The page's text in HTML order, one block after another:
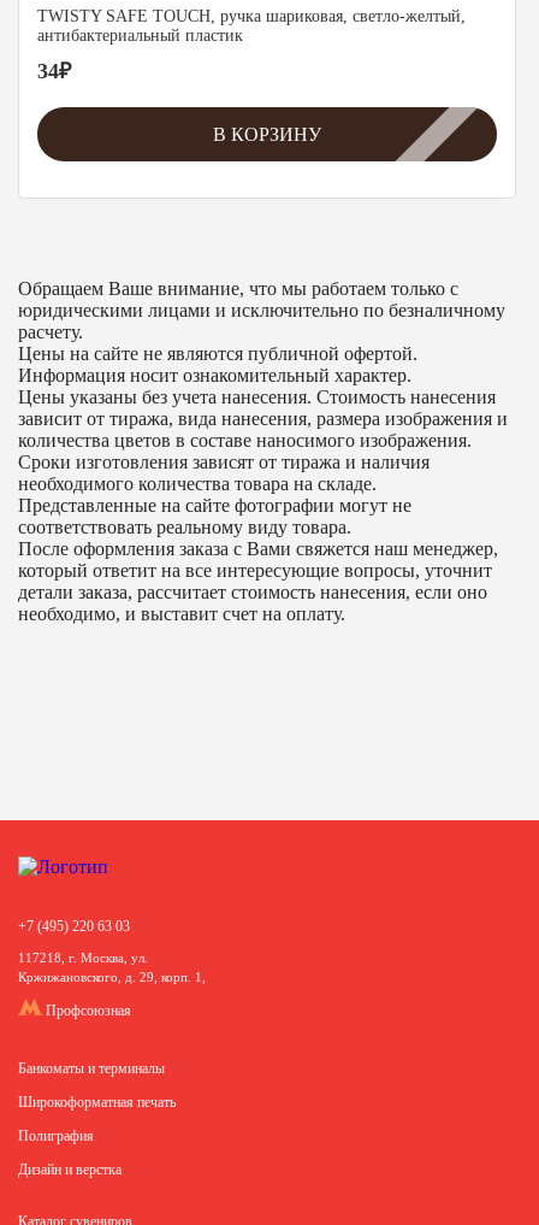
TWISTY SAFE TOUCH, ручка шариковая, светло-желтый,
антибактериальный пластик
34₽
В КОРЗИНУ
Обращаем Ваше внимание, что мы работаем только с
юридическими лицами и исключительно по безналичному
расчету.
Цены на сайте не являются публичной офертой.
Информация носит ознакомительный характер.
Цены указаны без учета нанесения. Стоимость нанесения
зависит от тиража, вида нанесения, размера изображения и
количества цветов в составе наносимого изображения.
Сроки изготовления зависят от тиража и наличия
необходимого количества товара на складе.
Представленные на сайте фотографии могут не
соответствовать реальному виду товара.
После оформления заказа с Вами свяжется наш менеджер,
который ответит на все интересующие вопросы, уточнит
детали заказа, рассчитает стоимость нанесения, если оно
необходимо, и выставит счет на оплату.
+7 (495) 220 63 03
117218, г. Москва, ул.
Кржижановского, д. 29, корп. 1,
Профсоюзная
Банкоматы и терминалы
Широкоформатная печать
Полиграфия
Дизайн и верстка